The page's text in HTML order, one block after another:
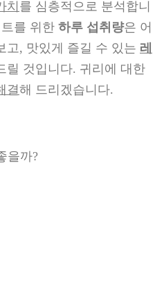
치 를 심층적으로 분석합니
를 위한 하루 섭취량은 어
고, 맛있게 즐길 수 있는 레
릴 것입니다. 귀리에 대한
결해 드리겠습니다.